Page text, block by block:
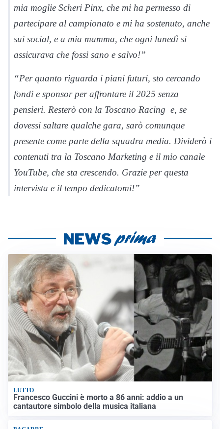
mia moglie Scheri Pinx, che mi ha permesso di
partecipare al campionato e mi ha sostenuto, anche
sui social, e a mia mamma, che ogni lunedì si
assicurava che fossi sano e salvo!”
“Per quanto riguarda i piani futuri, sto cercando
fondi e sponsor per affrontare il 2025 senza
pensieri. Resterò con la Toscano Racing e, se
dovessi saltare qualche gara, sarò comunque
presente come parte della squadra media. Dividerò i
contenuti tra la Toscano Marketing e il mio canale
YouTube, che sta crescendo. Grazie per questa
intervista e il tempo dedicatomi!”
LUTTO
Francesco Guccini è morto a 86 anni: addio a un
cantautore simbolo della musica italiana